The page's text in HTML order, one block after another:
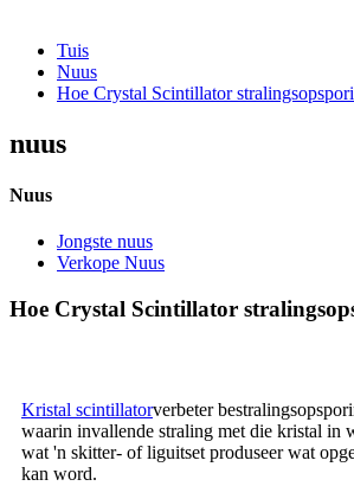
Tuis
Nuus
Hoe Crystal Scintillator
nuus
Nuus
Jongste nuus
Verkope Nuus
Hoe Crystal Scintillator
Kristal scintillatorverbeter
waarin invallende straling met die kristal in
wat 'n skitter- of liguitset produseer wat
kan word.